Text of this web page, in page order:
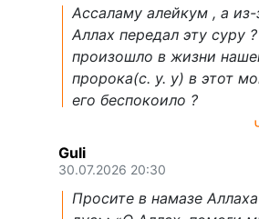
Ассаламу алейкум , а из-
Аллах передал эту суру
произошло в жизни
пророка(с. у. у) в этот
его беспокоило ?
Guli
30.07.2026 20:30
Просите в намазе